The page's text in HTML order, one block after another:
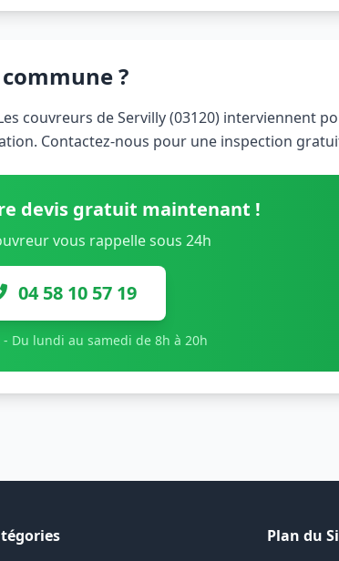
?
couvreurs de Servilly (03120) interviennent
Contactez-nous pour une inspection
devis gratuit maintenant !
vous rappelle sous 24h
04 58 10 57 19
Du lundi au samedi de 8h à 20h
Plan du